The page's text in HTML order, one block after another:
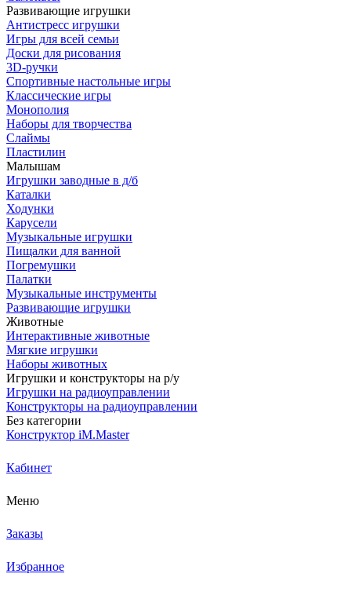
Развивающие игрушки
Антистресс игрушки
Игры для всей семьи
Доски для рисования
3D-ручки
Спортивные настольные игры
Классические игры
Монополия
Наборы для творчества
Слаймы
Пластилин
Малышам
Игрушки заводные в д/б
Каталки
Ходунки
Карусели
Музыкальные игрушки
Пищалки для ванной
Погремушки
Палатки
Музыкальные инструменты
Развивающие игрушки
Животные
Интерактивные животные
Мягкие игрушки
Наборы животных
Игрушки и конструкторы на р/у
Игрушки на радиоуправлении
Конструкторы на радиоуправлении
Без категории
Конструктор iM.Master
Кабинет
Меню
Заказы
Избранное